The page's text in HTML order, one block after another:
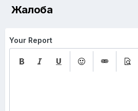
Жалоба
Your Report